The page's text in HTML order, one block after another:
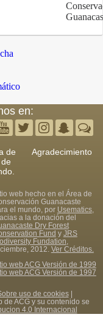
en:
de
Agradecimiento
web hecho en el Área de
Guanacaste
el mundo, por Usematics,
a la donación del
Dry Forest
Fund y JRS
Fundation
2012. Ver Créditos.
web ACG Versión de 1999
web ACG Versión de 1997
uso de cookies|
de ACG y su contenido se
4.0 Internacional